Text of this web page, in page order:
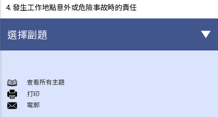
4. 發生工作地點意外或危險事故時的責任
選擇副題
A. 「僱傭合約」之闡釋
1. 僱傭合約的持續期是多久？
2. 甚麼是「連續性」僱傭合約？
查看所有主題
打印
電郵